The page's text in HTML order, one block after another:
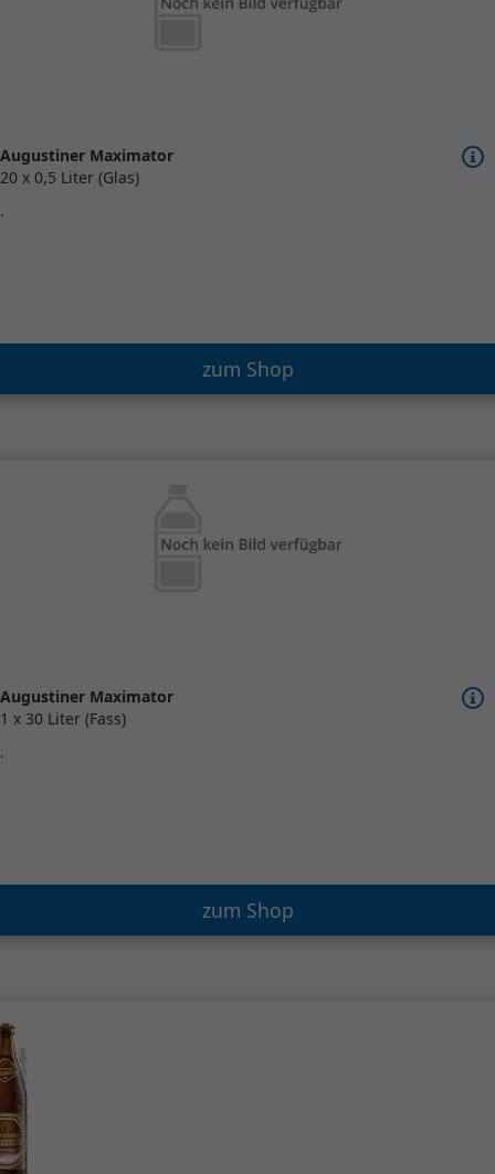
Augustiner Maximator
20 x 0,5 Liter (Glas)
.
zum Shop
Augustiner Maximator
1 x 30 Liter (Fass)
.
zum Shop